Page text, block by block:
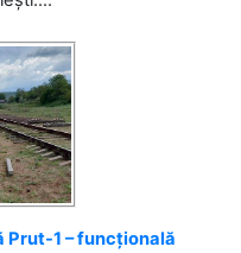
Prut-1 – funcțională